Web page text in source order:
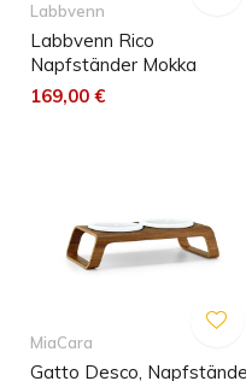
Labbvenn
Labbvenn Rico
Napfständer Mokka
169,00 €
MiaCara
Gatto Desco,